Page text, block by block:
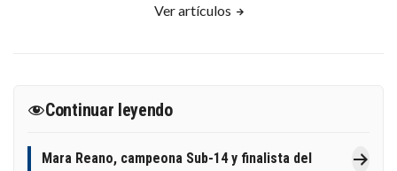
Ver artículos
Continuar leyendo
Mara Reano, campeona Sub-14 y finalista del